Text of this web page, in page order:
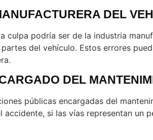
DEL
culpa podría ser de la industria
del vehículo. Estos errores
DEL
públicas encargadas del
accidente, si las vías representan un